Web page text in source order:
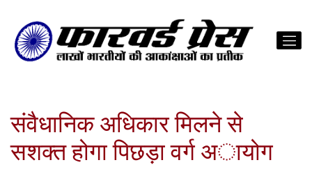
संवैधानिक अधिकार मिलने से
सशक्त होगा पिछड़ा वर्ग अायोग